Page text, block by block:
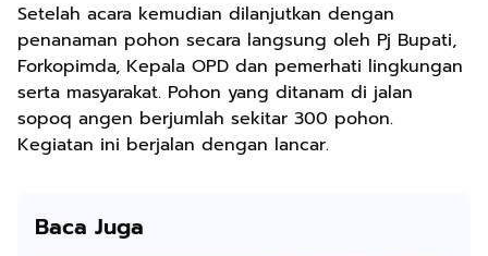
Setelah acara kemudian dilanjutkan dengan
penanaman pohon secara langsung oleh Pj Bupati,
Forkopimda, Kepala OPD dan pemerhati lingkungan
serta masyarakat. Pohon yang ditanam di jalan
sopoq angen berjumlah sekitar 300 pohon.
Kegiatan ini berjalan dengan lancar.
Baca Juga